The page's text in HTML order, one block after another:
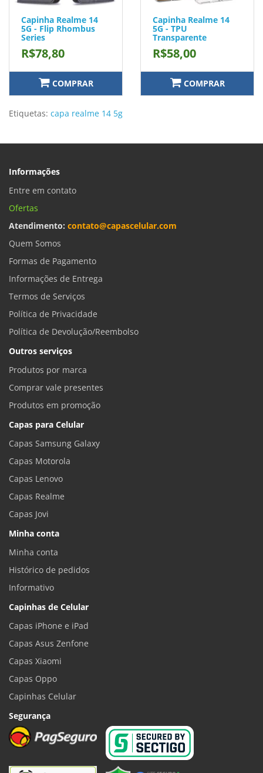
Capinha Realme 14
5G - Flip Rhombus
Series
R$78,80
COMPRAR
Capinha Realme 14
5G - TPU
Transparente
R$58,00
COMPRAR
Etiquetas: capa realme 14 5g
Informações
Entre em contato
Ofertas
Atendimento: contato@capascelular.com
Quem Somos
Formas de Pagamento
Informações de Entrega
Termos de Serviços
Política de Privacidade
Política de Devolução/Reembolso
Outros serviços
Produtos por marca
Comprar vale presentes
Produtos em promoção
Capas para Celular
Capas Samsung Galaxy
Capas Motorola
Capas Lenovo
Capas Realme
Capas Jovi
Minha conta
Minha conta
Histórico de pedidos
Informativo
Capinhas de Celular
Capas iPhone e iPad
Capas Asus Zenfone
Capas Xiaomi
Capas Oppo
Capinhas Celular
Segurança